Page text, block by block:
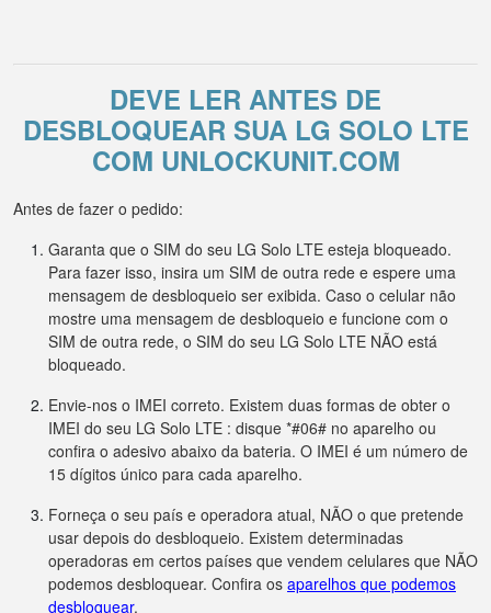
DEVE LER ANTES DE
DESBLOQUEAR SUA LG SOLO LTE
COM UNLOCKUNIT.COM
Antes de fazer o pedido:
Garanta que o SIM do seu LG Solo LTE esteja bloqueado.
Para fazer isso, insira um SIM de outra rede e espere uma
mensagem de desbloqueio ser exibida. Caso o celular não
mostre uma mensagem de desbloqueio e funcione com o
SIM de outra rede, o SIM do seu LG Solo LTE NÃO está
bloqueado.
Envie-nos o IMEI correto. Existem duas formas de obter o
IMEI do seu LG Solo LTE : disque *#06# no aparelho ou
confira o adesivo abaixo da bateria. O IMEI é um número de
15 dígitos único para cada aparelho.
Forneça o seu país e operadora atual, NÃO o que pretende
usar depois do desbloqueio. Existem determinadas
operadoras em certos países que vendem celulares que NÃO
podemos desbloquear. Confira os aparelhos que podemos
desbloquear.